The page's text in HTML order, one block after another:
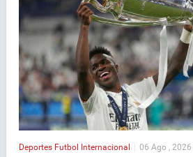
Deportes Futbol Internacional | 06 Ago , 2026